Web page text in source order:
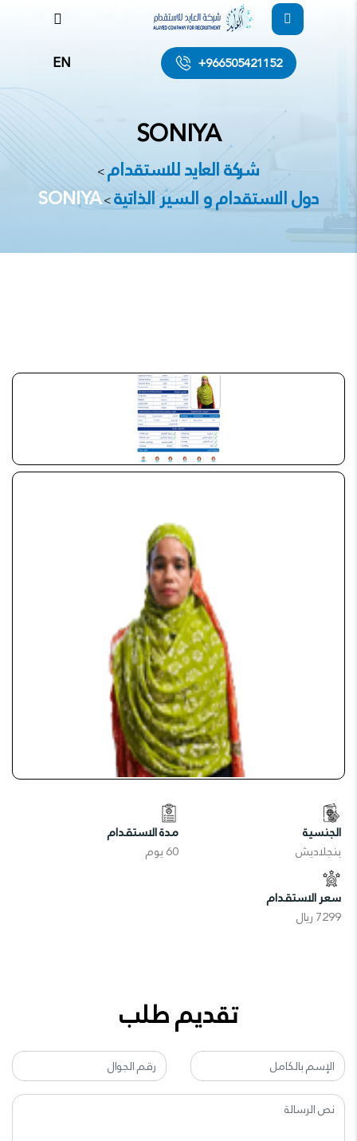
+966505421152
EN
SONIYA
شركة العايد للاستقدام>
دول الاستقدام و السير الذاتية>
SONIYA
الجنسية
بنجلاديش
مدة الاستقدام
60 يوم
سعر الاستقدام
7299 ريال
تقديم طلب